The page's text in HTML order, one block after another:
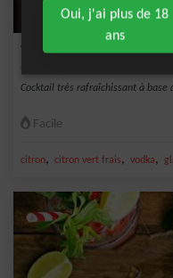
Vodka ice tea
Cocktail très rafraîchissant à
Facile
citron, citron vert frais, vodka,
Oui, j'ai plus de 18
ans